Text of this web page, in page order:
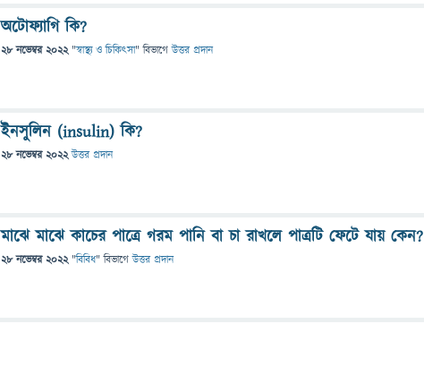
অটোফ্যাগি কি?
28 নভেম্বর 2022 "স্বাস্থ্য ও চিকিৎসা" বিভাগে উত্তর প্রদান
ইনসুলিন (insulin) কি?
28 নভেম্বর 2022 উত্তর প্রদান
মাঝে মাঝে কাচের পাত্রে গরম পানি বা চা রাখলে পাত্রটি ফেটে যায় কেন?
28 নভেম্বর 2022 "বিবিধ" বিভাগে উত্তর প্রদান